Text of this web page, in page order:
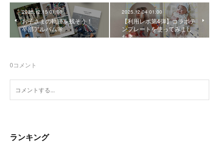
2025.12.15 01:00
お子さまの軌跡を残そう！
卒部アルバム🌸
2025.12.04 01:00
【利用レポ第4弾】コラボテ
ンプレートを使ってみまし
た💐
0コメント
ランキング